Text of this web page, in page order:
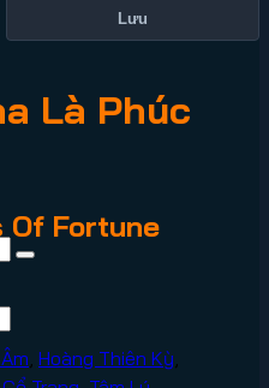
Lưu
Là Phúc
Of Fortune
Hoàng Thiên Kỳ